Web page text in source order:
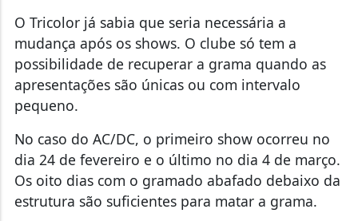
O Tricolor já sabia que seria necessária a
mudança após os shows. O clube só tem a
possibilidade de recuperar a grama quando as
apresentações são únicas ou com intervalo
pequeno.
No caso do AC/DC, o primeiro show ocorreu no
dia 24 de fevereiro e o último no dia 4 de março.
Os oito dias com o gramado abafado debaixo da
estrutura são suficientes para matar a grama.